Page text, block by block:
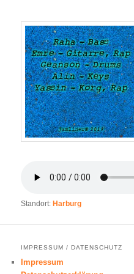
Standort: Harburg
IMPRESSUM / DATENSCHUTZ
Impressum